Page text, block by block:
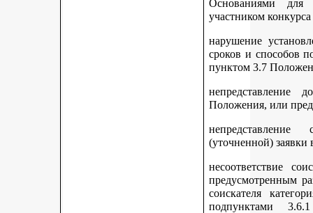
Основаниями для
участником
нарушение
сроков и способов
пунктом 3.7
непредставление
Положения, или
непредставление
(уточненной) заявки
несоответствие
предусмотренным
соискателя
подпунктами 3.6.1